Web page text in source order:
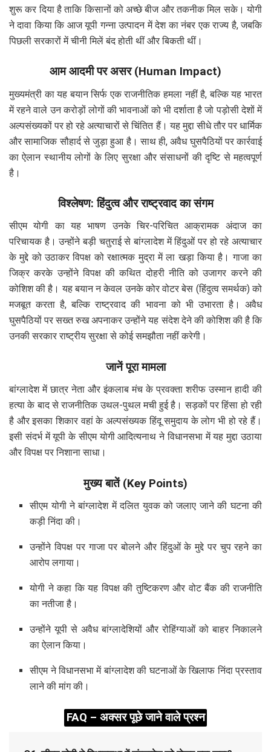
शुरू कर दिया है ताकि किसानों को अच्छे बीज और तकनीक मिल सके। योगी
ने दावा किया कि आज यूपी गन्ना उत्पादन में देश का नंबर एक राज्य है, जबकि
पिछली सरकारों में चीनी मिलें बंद होती थीं और बिकती थीं।
आम आदमी पर असर (Human Impact)
मुख्यमंत्री का यह बयान सिर्फ एक राजनीतिक हमला नहीं है, बल्कि यह भारत
में रहने वाले उन करोड़ों लोगों की भावनाओं को भी दर्शाता है जो पड़ोसी देशों में
अल्पसंख्यकों पर हो रहे अत्याचारों से चिंतित हैं। यह मुद्दा सीधे तौर पर धार्मिक
और सामाजिक सौहार्द से जुड़ा हुआ है। साथ ही, अवैध घुसपैठियों पर कार्रवाई
का ऐलान स्थानीय लोगों के लिए सुरक्षा और संसाधनों की दृष्टि से महत्वपूर्ण
है।
विश्लेषण: हिंदुत्व और राष्ट्रवाद का संगम
सीएम योगी का यह भाषण उनके चिर-परिचित आक्रामक अंदाज का
परिचायक है। उन्होंने बड़ी चतुराई से बांग्लादेश में हिंदुओं पर हो रहे अत्याचार
के मुद्दे को उठाकर विपक्ष को रक्षात्मक मुद्रा में ला खड़ा किया है। गाजा का
जिक्र करके उन्होंने विपक्ष की कथित दोहरी नीति को उजागर करने की
कोशिश की है। यह बयान न केवल उनके कोर वोटर बेस (हिंदुत्व समर्थक) को
मजबूत करता है, बल्कि राष्ट्रवाद की भावना को भी उभारता है। अवैध
घुसपैठियों पर सख्त रुख अपनाकर उन्होंने यह संदेश देने की कोशिश की है कि
उनकी सरकार राष्ट्रीय सुरक्षा से कोई समझौता नहीं करेगी।
जानें पूरा मामला
बांग्लादेश में छात्र नेता और इंकलाब मंच के प्रवक्ता शरीफ उस्मान हादी की
हत्या के बाद से राजनीतिक उथल-पुथल मची हुई है। सड़कों पर हिंसा हो रही
है और इसका शिकार वहां के अल्पसंख्यक हिंदू समुदाय के लोग भी हो रहे हैं।
इसी संदर्भ में यूपी के सीएम योगी आदित्यनाथ ने विधानसभा में यह मुद्दा उठाया
और विपक्ष पर निशाना साधा।
मुख्य बातें (Key Points)
सीएम योगी ने बांग्लादेश में दलित युवक को जलाए जाने की घटना की
कड़ी निंदा की।
उन्होंने विपक्ष पर गाजा पर बोलने और हिंदुओं के मुद्दे पर चुप रहने का
आरोप लगाया।
योगी ने कहा कि यह विपक्ष की तुष्टिकरण और वोट बैंक की राजनीति
का नतीजा है।
उन्होंने यूपी से अवैध बांग्लादेशियों और रोहिंग्याओं को बाहर निकालने
का ऐलान किया।
सीएम ने विधानसभा में बांग्लादेश की घटनाओं के खिलाफ निंदा प्रस्ताव
लाने की मांग की।
FAQ – अक्सर पूछे जाने वाले प्रश्न